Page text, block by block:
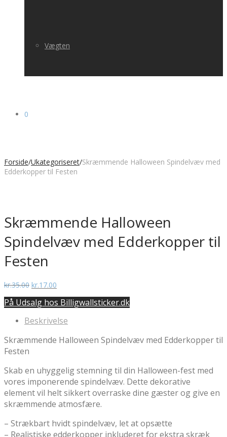
Vægten
0
Forside/Ukategoriseret/Skræmmende Halloween Spindelvæv med
Edderkopper til Festen
Skræmmende Halloween
Spindelvæv med Edderkopper til
Festen
kr.35.00 Den
pris
kr.35.00.
kr.17.00
pris
kr.17.00.
På Udsalg hos Billigwallsticker.dk
Beskrivelse
Skræmmende Halloween Spindelvæv med Edderkopper til
Festen
Skab en uhyggelig stemning til din Halloween-fest med
vores imponerende spindelvæv. Dette dekorative
element vil helt sikkert overraske dine gæster og give en
skræmmende atmosfære.
– Strækbart hvidt spindelvæv, let at opsætte
– Realistiske edderkopper inkluderet for ekstra skræk